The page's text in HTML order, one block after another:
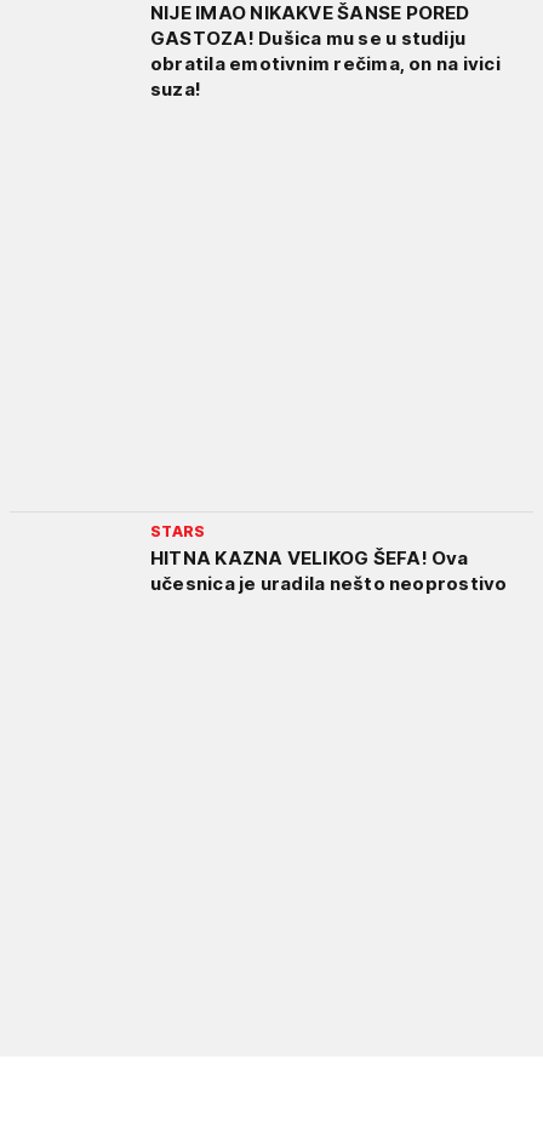
NIJE IMAO NIKAKVE ŠANSE PORED
GASTOZA! Dušica mu se u studiju
obratila emotivnim rečima, on na ivici
suza!
STARS
HITNA KAZNA VELIKOG ŠEFA! Ova
učesnica je uradila nešto neoprostivo